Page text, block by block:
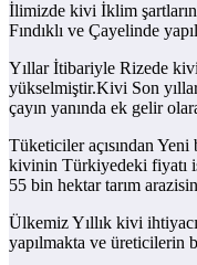
İlimizde kivi İklim
Fındıklı ve Çayelinde
Yıllar İtibariyle Rizede
yükselmiştir.Kivi Son
çayın yanında ek gelir
Tüketiciler açısından
kivinin Türkiyedeki fiyatı
55 bin hektar tarım
Ülkemiz Yıllık kivi
yapılmakta ve üreticilerin